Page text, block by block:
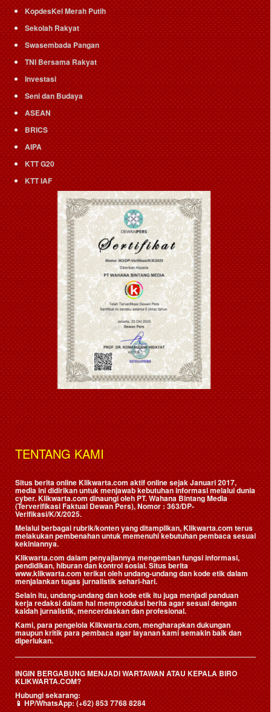
KopdesKel Merah Putih
Sekolah Rakyat
Swasembada Pangan
TNI Bersama Rakyat
Investasi
Seni dan Budaya
ASEAN
BRICS
AIPA
KTT G20
KTT IAF
TENTANG KAMI
Situs berita online Klikwarta.com aktif online sejak Januari 2017,
media ini didirikan untuk menjawab kebutuhan informasi melalui dunia
cyber. Klikwarta.com dinaungi oleh PT. Wahana Bintang Media
(Terverifikasi Faktual Dewan Pers), Nomor : 363/DP-
Verifikasi/K/X/2025.
Melalui berbagai rubrik/konten yang ditampilkan, Klikwarta.com terus
melakukan pembenahan untuk memenuhi kebutuhan pembaca sesuai
kekiniannya.
Klikwarta.com dalam penyajiannya mengemban fungsi informasi,
pendidikan, hiburan dan kontrol sosial. Situs berita
www.klikwarta.com terikat oleh undang-undang dan kode etik dalam
menjalankan tugas jurnalistik sehari-hari.
Selain itu, undang-undang dan kode etik itu juga menjadi panduan
kerja redaksi dalam hal memproduksi berita agar sesuai dengan
kaidah jurnalistik, mencerdaskan dan profesional.
Kami, para pengelola Klikwarta.com, mengharapkan dukungan
maupun kritik para pembaca agar layanan kami semakin baik dan
diperlukan.
INGIN BERGABUNG MENJADI WARTAWAN ATAU KEPALA BIRO
KLIKWARTA.COM?
Hubungi sekarang:
📱HP/WhatsApp:(+62) 853 7768 8284